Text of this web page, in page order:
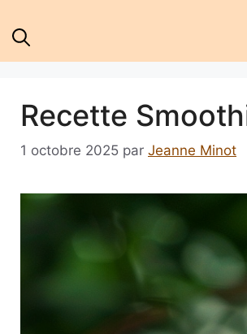
Recette
1 octobre 2025 par Jeanne Minot